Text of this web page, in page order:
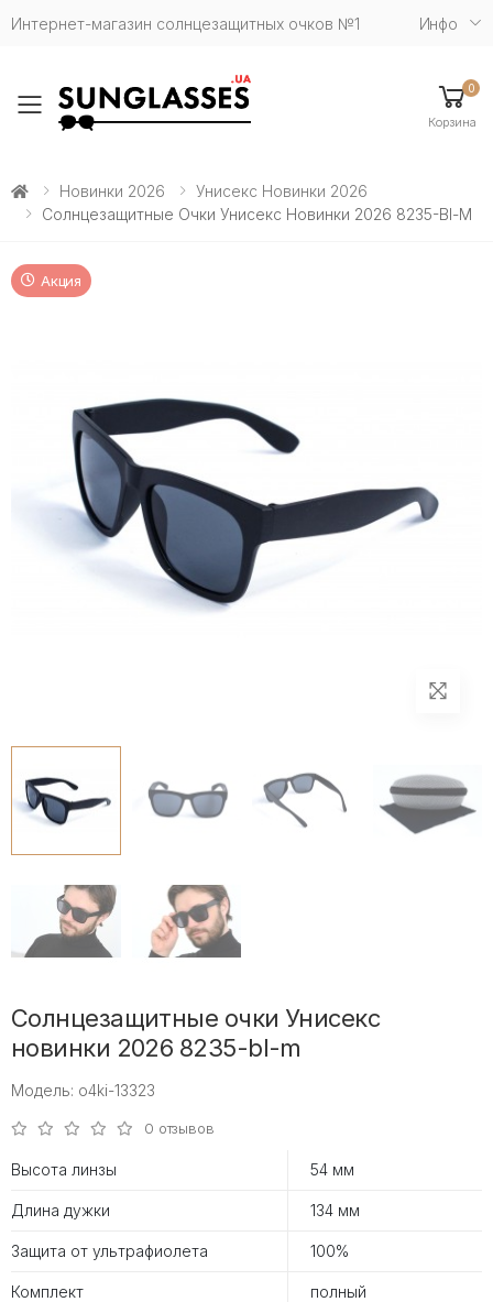
Интернет-магазин солнцезащитных очков №1 Инфо
Toggle mobile menu
0
Корзина
Новинки 2026
Унисекс Новинки 2026
Солнцезащитные Очки Унисекс Новинки 2026 8235-Bl-M
Акция
Солнцезащитные очки Унисекс
новинки 2026 8235-bl-m
Модель: o4ki-13323
0 отзывов
Высота линзы 54 мм
Длина дужки 134 мм
Защита от ультрафиолета 100%
Комплект полный